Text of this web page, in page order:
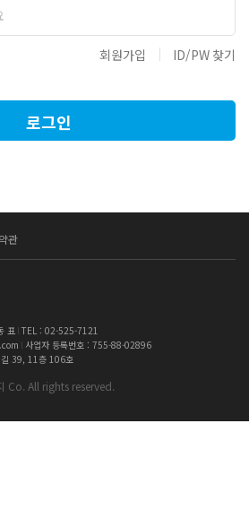
회원가입 ID/PW 찾기
관
표l TEL : 02-525-7121
l 사업자 등록번호 : 755-88-02896
길 39, 11층 106호
Co. All rights reserved.